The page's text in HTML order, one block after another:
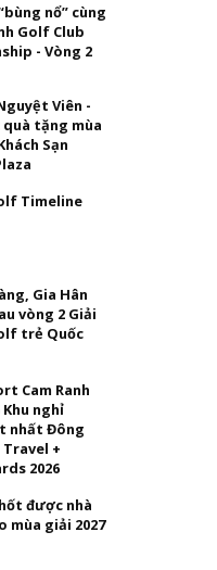
nổ” cùng
Golf Club
- Vòng 2
Viên -
tặng mùa
Sạn
Timeline
Gia Hân
vòng 2 Giải
trẻ Quốc
Cam Ranh
nghỉ
nhất Đông
+
2026
được nhà
mùa giải 2027